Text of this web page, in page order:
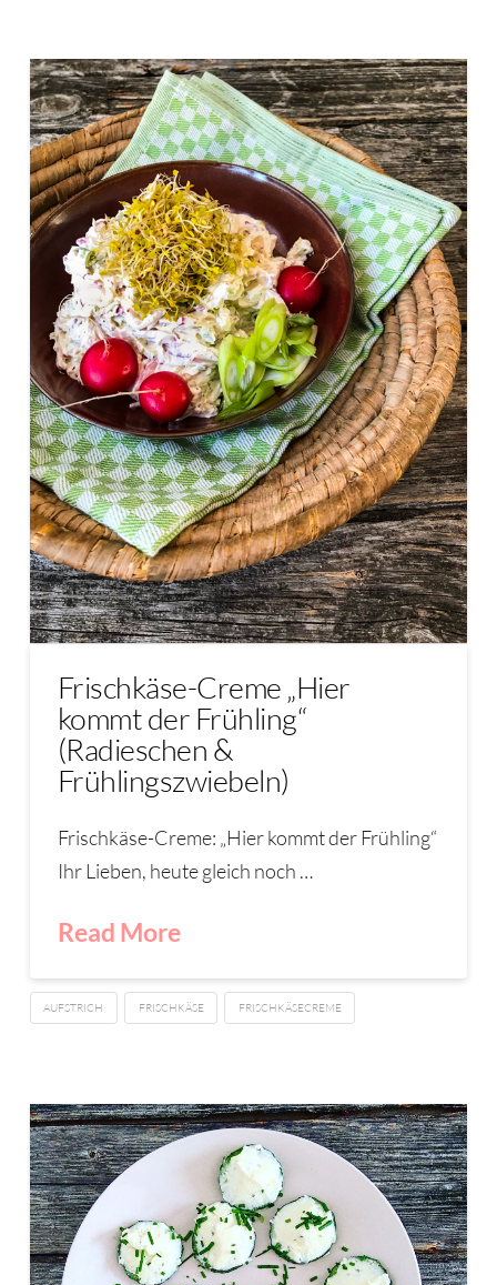
Frischkäse-Creme „Hier
kommt der Frühling“
(Radieschen &
Frühlingszwiebeln)
Frischkäse-Creme: „Hier kommt der Frühling“
Ihr Lieben, heute gleich noch …
Read More
AUFSTRICH FRISCHKÄSE FRISCHKÄSECREME